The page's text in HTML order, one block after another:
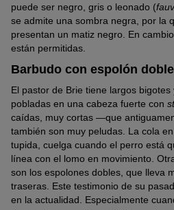
puede ser negro, gris o leonado (
se admite una sombra negra, por la
presentan un matiz negro. En
están permitidas.
Barbudo con espolón doble
El pastor de Brie tiene largos
pobladas en una cabeza fuerte con
caídas, muy cortas —que
también son muy peludas. La cola
tupida, cuelga cuando el perro está
línea con el lomo en movimiento.
son los espolones dobles, que lleva
traseras. Este testimonio de su
en la actualidad. Especialmente